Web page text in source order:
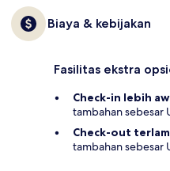
Biaya & kebijakan
Fasilitas ekstra
Check-in lebih
tambahan sebesar
Check-out
tambahan sebesar